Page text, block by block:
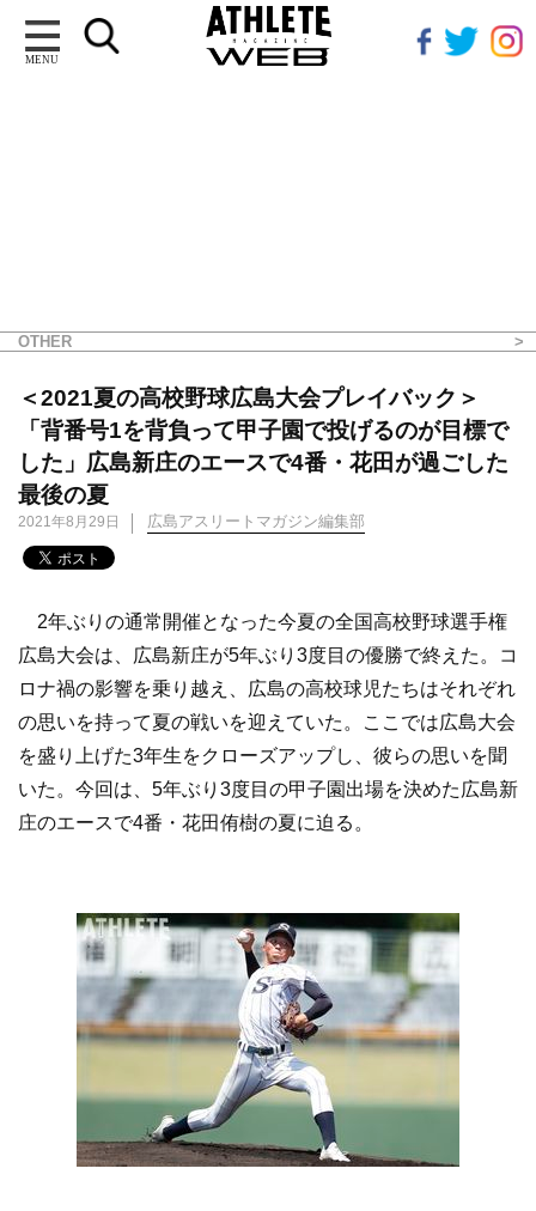
MENU
OTHER
＜2021夏の高校野球広島大会プレイバック＞
「背番号1を背負って甲子園で投げるのが目標で
した」広島新庄のエースで4番・花田が過ごした
最後の夏
2021年8月29日 広島アスリートマガジン編集部
2年ぶりの通常開催となった今夏の全国高校野球選手権
広島大会は、広島新庄が5年ぶり3度目の優勝で終えた。コ
ロナ禍の影響を乗り越え、広島の高校球児たちはそれぞれ
の思いを持って夏の戦いを迎えていた。ここでは広島大会
を盛り上げた3年生をクローズアップし、彼らの思いを聞
いた。今回は、5年ぶり3度目の甲子園出場を決めた広島新
庄のエースで4番・花田侑樹の夏に迫る。